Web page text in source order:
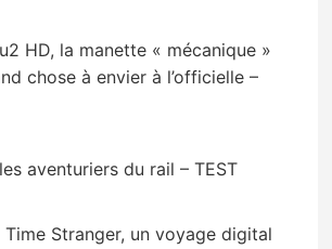
HD, la manette « mécanique »
chose à envier à l’officielle –
aventuriers du rail – TEST
Stranger, un voyage digital